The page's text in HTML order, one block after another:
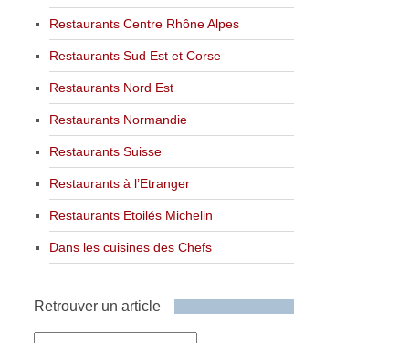
Restaurants Centre Rhône Alpes
Restaurants Sud Est et Corse
Restaurants Nord Est
Restaurants Normandie
Restaurants Suisse
Restaurants à l’Etranger
Restaurants Etoilés Michelin
Dans les cuisines des Chefs
Retrouver un article